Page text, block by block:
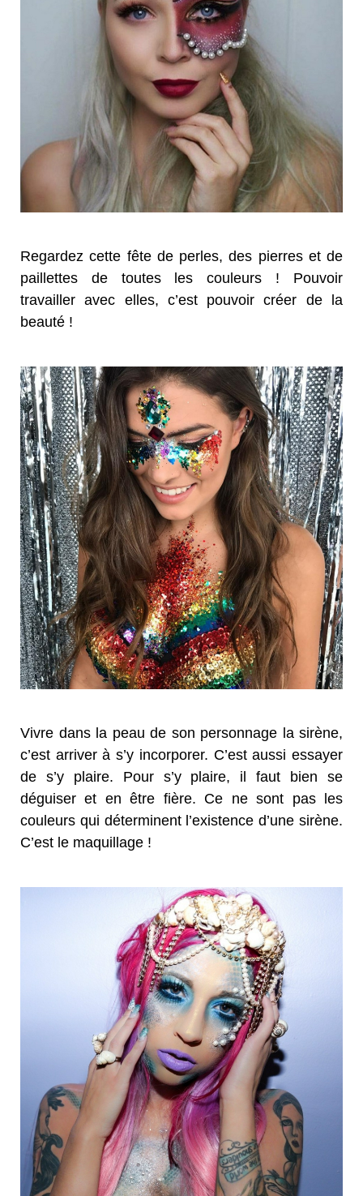
Regardez cette fête de perles, des pierres et de
paillettes de toutes les couleurs ! Pouvoir
travailler avec elles, c’est pouvoir créer de la
beauté !
Vivre dans la peau de son personnage la sirène,
c’est arriver à s’y incorporer. C’est aussi essayer
de s’y plaire. Pour s’y plaire, il faut bien se
déguiser et en être fière. Ce ne sont pas les
couleurs qui déterminent l’existence d’une sirène.
C’est le maquillage !